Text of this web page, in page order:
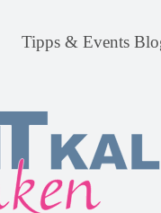
Tipps & Events